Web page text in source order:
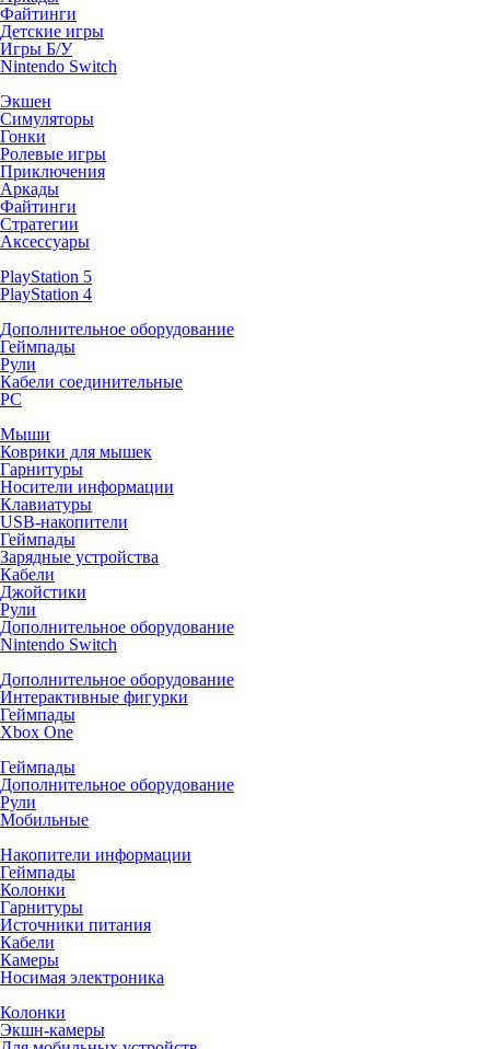
Файтинги
Детские игры
Игры Б/У
Nintendo Switch
Экшен
Симуляторы
Гонки
Ролевые игры
Приключения
Аркады
Файтинги
Стратегии
Аксессуары
PlayStation 5
PlayStation 4
Дополнительное оборудование
Геймпады
Рули
Кабели соединительные
PC
Мыши
Коврики для мышек
Гарнитуры
Носители информации
Клавиатуры
USB-накопители
Геймпады
Зарядные устройства
Кабели
Джойстики
Рули
Дополнительное оборудование
Nintendo Switch
Дополнительное оборудование
Интерактивные фигурки
Геймпады
Xbox One
Геймпады
Дополнительное оборудование
Рули
Мобильные
Накопители информации
Геймпады
Колонки
Гарнитуры
Источники питания
Кабели
Камеры
Носимая электроника
Колонки
Экшн-камеры